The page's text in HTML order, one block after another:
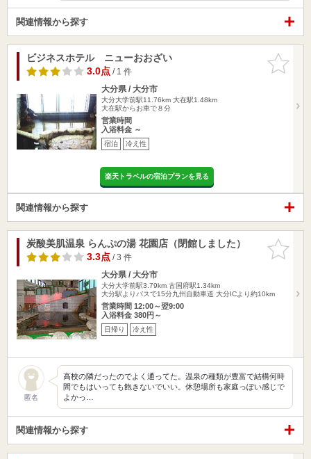
関連情報から探す
お気に入
りに追加
ビジネスホテル ニューおおざい
3.0点/ 1 件
大分県 / 大分市
大分大学前駅11.76km 大在駅1.48km
大在駅からお車で８分
営業時間
入浴料金 ～
宿泊 冷え性
楽天トラベルの宿泊プランを見る
関連情報から探す
お気に入
りに追加
炭酸美肌温泉 らんぷの湯 花園店（閉館しました）
3.3点/ 3 件
大分県 / 大分市
大分大学前駅3.79km 古国府駅1.34km
大分駅よりバスで15分九州自動車道 大分ICより約10km
営業時間 12:00～翌9:00
入浴料金 380円～
日帰り 冷え性
匿名
高校の隣だったのでよく通ってた。温泉の種類が豊富で結構何時
間でもはいっても飽きないでいい。休憩場所も家庭っぽい感じで
よかっ…
関連情報から探す